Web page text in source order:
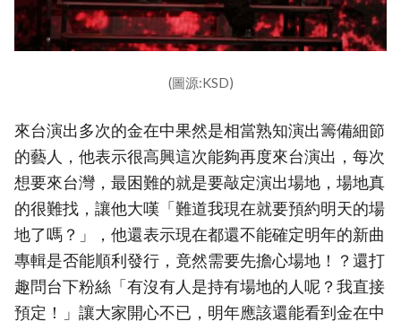
(圖源:KSD)
來台演出多次的金在中果然是相當熟知演出籌備細節
的藝人，他表示很高興這次能夠再度來台演出，每次
想要來台灣，最困難的就是要敲定演出場地，場地真
的很難找，讓他大嘆「難道我現在就要預約明天的場
地了嗎？」，他還表示現在都還不能確定明年的新曲
專輯是否能順利發行，竟然需要先擔心場地！？還打
趣問台下粉絲「有沒有人是持有場地的人呢？我直接
預定！」讓大家開心不已，明年應該還能看到金在中